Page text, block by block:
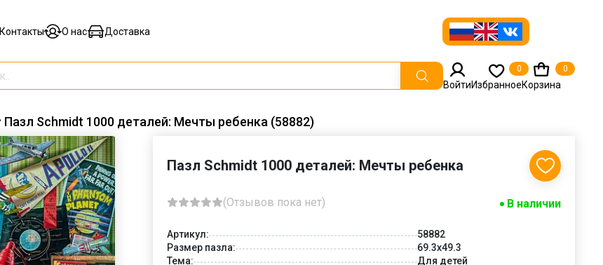
Контакты О нас Доставка
ВойтиИзбранное
0
Корзина
0
Пазл Schmidt 1000 деталей: Мечты ребенка (58882)
Пазл Schmidt 1000 деталей: Мечты ребенка
(Отзывов пока нет) В наличии
Артикул:
58882
Размер пазла:
69.3x49.3
Тема:
Для детей